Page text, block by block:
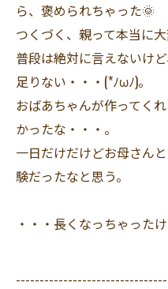
ら、褒められちゃった🌞
つくづく、親って本当に
普段は絶対に言えないけ
足りない・・・(*ﾉωﾉ)。
おばあちゃんが作ってく
かったな・・・。
一日だけだけどお母さん
験だったなと思う。
・・・長くなっちゃった